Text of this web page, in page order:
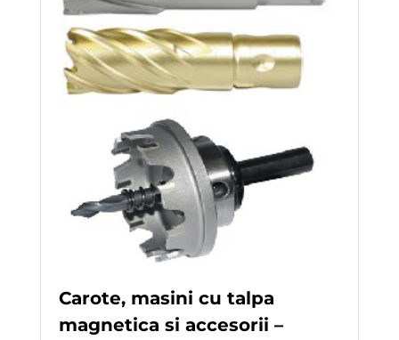
Carote, masini cu talpa
magnetica si accesorii –